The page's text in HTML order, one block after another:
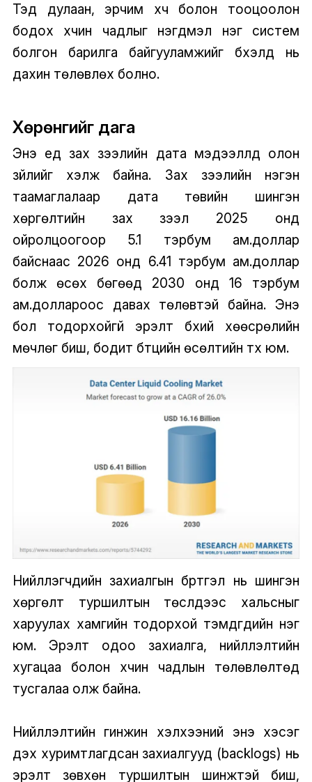
Тэд дулаан, эрчим хүч болон тооцоолон
бодох хүчин чадлыг нэгдмэл нэг систем
болгон барилга байгууламжийг бүхэлд нь
дахин төлөвлөх болно.
Хөрөнгийг дага
Энэ үед зах зээлийн дата мэдээллүүд олон
зүйлийг хэлж байна. Зах зээлийн нэгэн
таамаглалаар дата төвийн шингэн
хөргөлтийн зах зээл 2025 онд
ойролцоогоор 5.1 тэрбум ам.доллар
байснаас 2026 онд 6.41 тэрбум ам.доллар
болж өсөх бөгөөд 2030 онд 16 тэрбум
ам.доллароос давах төлөвтэй байна. Энэ
бол тодорхойгүй эрэлт бүхий хөөсрөлийн
мөчлөг биш, бодит бүтцийн өсөлтийн түүх юм.
Нийлүүлэгчдийн захиалгын бүртгэл нь шингэн
хөргөлт туршилтын төслүүдээс хальсныг
харуулах хамгийн тодорхой тэмдгүүдийн нэг
юм. Эрэлт одоо захиалга, нийлүүлэлтийн
хугацаа болон хүчин чадлын төлөвлөлтөд
тусгалаа олж байна.
Нийлүүлэлтийн гинжин хэлхээний энэ хэсэг
дэх хуримтлагдсан захиалгууд (backlogs) нь
эрэлт зөвхөн туршилтын шинжтэй биш,